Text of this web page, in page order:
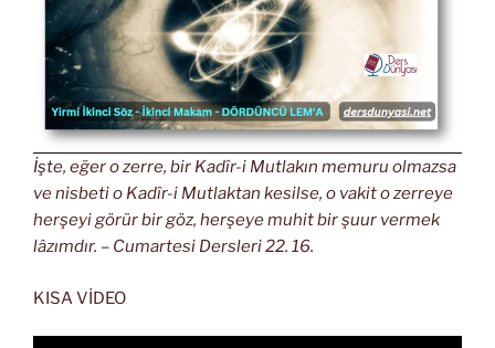
İşte, eğer o zerre, bir Kadîr-i Mutlakın memuru olmazsa
ve nisbeti o Kadîr-i Mutlaktan kesilse, o vakit o zerreye
herşeyi görür bir göz, herşeye muhit bir şuur vermek
lâzımdır. – Cumartesi Dersleri 22. 16.
KISA VİDEO